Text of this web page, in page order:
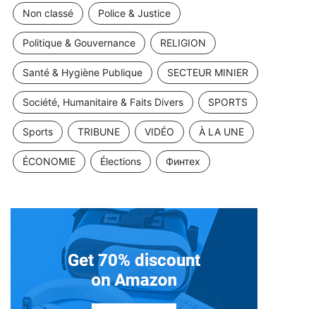
Non classé Police & Justice
Politique & Gouvernance RELIGION
Santé & Hygiène Publique SECTEUR MINIER
Société, Humanitaire & Faits Divers SPORTS
Sports TRIBUNE VIDÉO À LA UNE
ÉCONOMIE Élections Финтех